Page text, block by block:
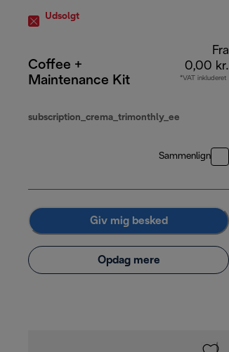
Udsolgt
Coffee +
Maintenance Kit
subscription_crema_trimonthly_ee
Fra
0,00 kr.
*VAT inkluderet
Sammenlign
Giv mig besked
Opdag mere